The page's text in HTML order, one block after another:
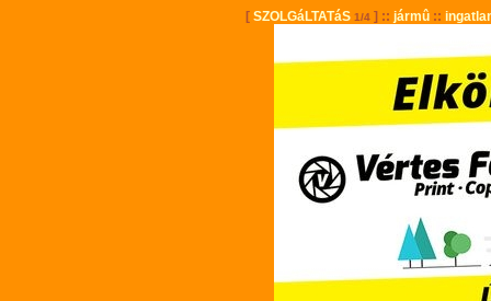
[ SZOLGáLTATáS 1/4] :: jármû::